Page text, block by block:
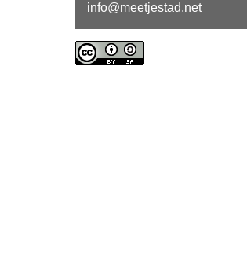
info@meetjestad.net